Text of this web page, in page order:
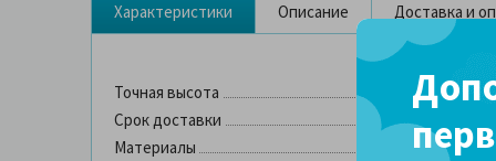
Характеристики Описание Доставка и
Точная высота
Срок доставки
Материалы